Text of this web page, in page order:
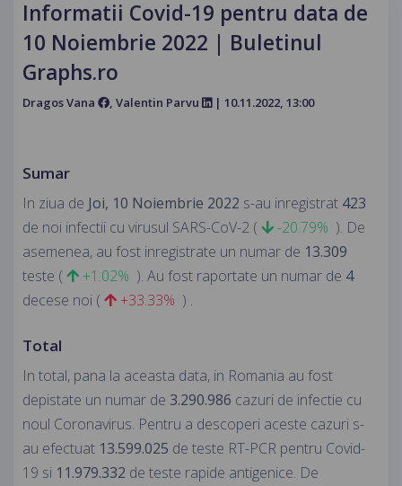
Informatii Covid-19 pentru data de
10 Noiembrie 2022 | Buletinul
Graphs.ro
Dragos Vana , Valentin Parvu | 10.11.2022, 13:00
Sumar
In ziua de Joi, 10 Noiembrie 2022 s-au inregistrat 423
de noi infectii cu virusul SARS-CoV-2 (
-20.79% ). De
asemenea, au fost inregistrate un numar de 13.309
teste (
+1.02% ). Au fost raportate un numar de 4
decese noi (
+33.33% ) .
Total
In total, pana la aceasta data, in Romania au fost
depistate un numar de 3.290.986 cazuri de infectie cu
noul Coronavirus. Pentru a descoperi aceste cazuri s-
au efectuat 13.599.025 de teste RT-PCR pentru Covid-
19 si 11.979.332 de teste rapide antigenice. De